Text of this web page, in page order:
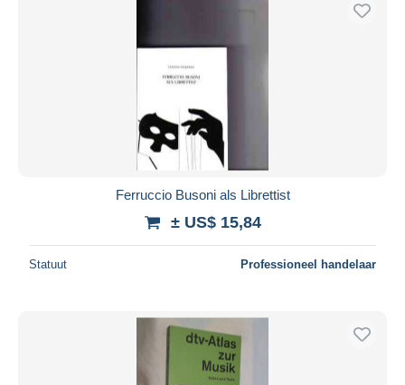
Bankoverschrijving
Mastercard
Bancontact
iDeal
Maestro
Ferruccio Busoni als Librettist
± US$ 15,84
Statuut Professioneel handelaar